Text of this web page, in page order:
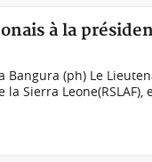
à la
Bangura (ph) Le
la Sierra